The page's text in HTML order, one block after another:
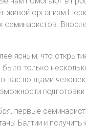
живой организм
ясным, что
было только
вас ловцами
первые
Балтии и